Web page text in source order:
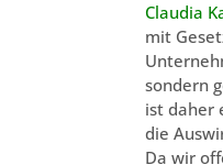
Claudia
mit
sondern
ist daher
die
Da wir